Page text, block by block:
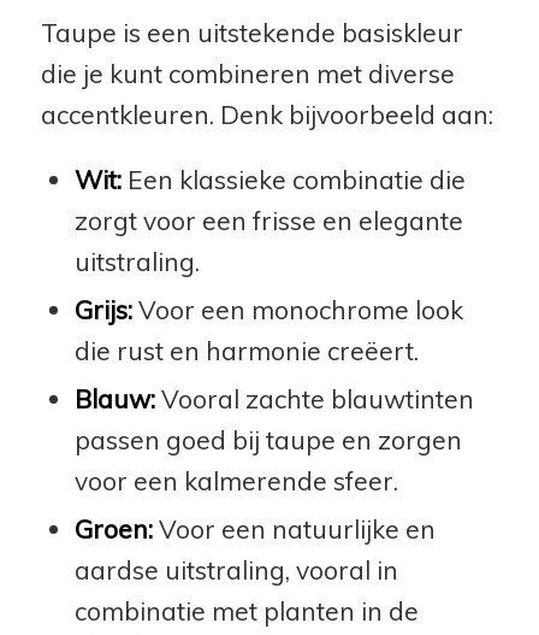
Taupe is een uitstekende basiskleur
die je kunt combineren met diverse
accentkleuren. Denk bijvoorbeeld aan:
Wit:Een klassieke combinatie die
zorgt voor een frisse en elegante
uitstraling.
Grijs:Voor een monochrome look
die rust en harmonie creëert.
Blauw:Vooral zachte blauwtinten
passen goed bij taupe en zorgen
voor een kalmerende sfeer.
Groen:Voor een natuurlijke en
aardse uitstraling, vooral in
combinatie met planten in de